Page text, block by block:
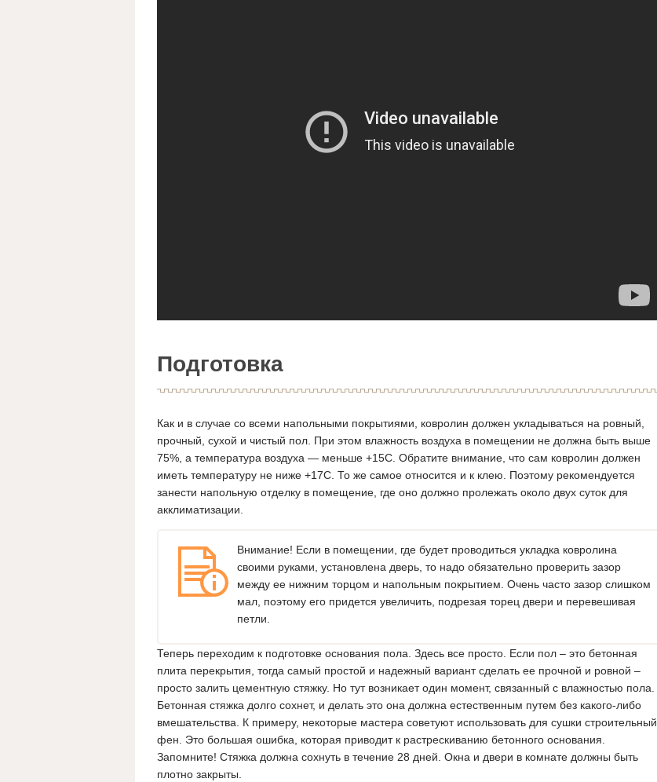
Подготовка
Как и в случае со всеми напольными покрытиями, ковролин должен укладываться на ровный,
прочный, сухой и чистый пол. При этом влажность воздуха в помещении не должна быть выше
75%, а температура воздуха — меньше +15С. Обратите внимание, что сам ковролин должен
иметь температуру не ниже +17С. То же самое относится и к клею. Поэтому рекомендуется
занести напольную отделку в помещение, где оно должно пролежать около двух суток для
акклиматизации.
Внимание! Если в помещении, где будет проводиться укладка ковролина
своими руками, установлена дверь, то надо обязательно проверить зазор
между ее нижним торцом и напольным покрытием. Очень часто зазор слишком
мал, поэтому его придется увеличить, подрезая торец двери и перевешивая
петли.
Теперь переходим к подготовке основания пола. Здесь все просто. Если пол – это бетонная
плита перекрытия, тогда самый простой и надежный вариант сделать ее прочной и ровной –
просто залить цементную стяжку. Но тут возникает один момент, связанный с влажностью пола.
Бетонная стяжка долго сохнет, и делать это она должна естественным путем без какого-либо
вмешательства. К примеру, некоторые мастера советуют использовать для сушки строительный
фен. Это большая ошибка, которая приводит к растрескиванию бетонного основания.
Запомните! Стяжка должна сохнуть в течение 28 дней. Окна и двери в комнате должны быть
плотно закрыты.